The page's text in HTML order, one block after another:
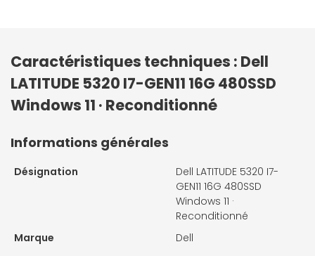
Caractéristiques techniques : Dell
LATITUDE 5320 I7-GEN11 16G 480SSD
Windows 11 · Reconditionné
Informations générales
Désignation
Dell LATITUDE 5320 I7-
GEN11 16G 480SSD
Windows 11 ·
Reconditionné
Marque
Dell